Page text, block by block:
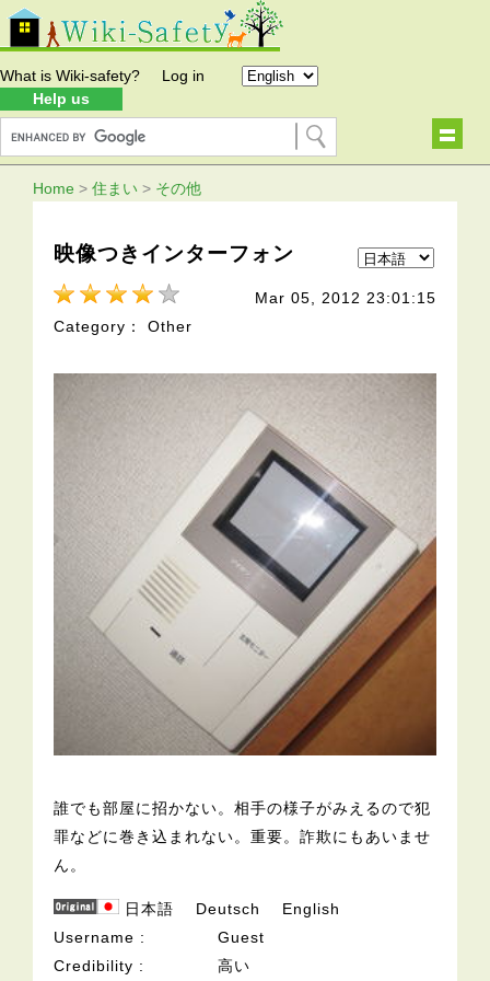
What is Wiki-safety?
Help us
Log in
Home > 住まい > その他
映像つきインターフォン
Mar 05, 2012 23:01:15
Category： Other
誰でも部屋に招かない。相手の様子がみえるので犯
罪などに巻き込まれない。重要。詐欺にもあいませ
ん。
日本語 Deutsch
English
Username
Guest
Credibility
高い